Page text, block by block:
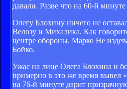
давали. Разве что на 60-й
Олегу Блохину ничего не
Велозу и Михалика. Как
центре обороны. Марко Не
Бойко.
Ужас на лице Олега Блохина и
примерно в это же время вывел
на 76-й минуте дарит